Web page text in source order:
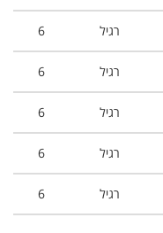
רגיל 6
רגיל 6
רגיל 6
רגיל 6
רגיל 6